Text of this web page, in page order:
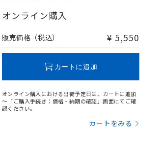
オンライン購入
販売価格（税込） ¥ 5,550
カートに追加
オンライン購入における出荷予定日は、カートに追加
～「ご購入手続き：価格・納期の確認」画面にてご確
認ください。
カートをみる